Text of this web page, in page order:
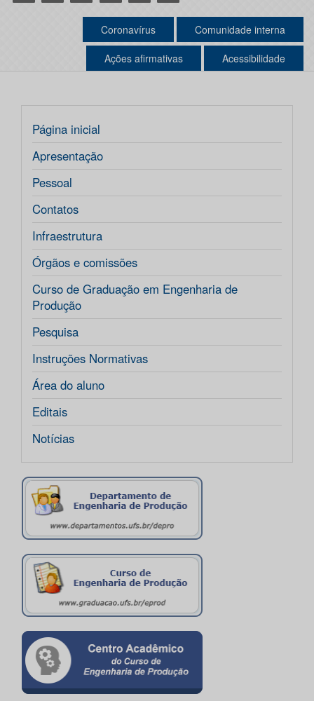
Coronavírus Comunidade interna
Ações afirmativas Acessibilidade
Página inicial
Apresentação
Pessoal
Contatos
Infraestrutura
Órgãos e comissões
Curso de Graduação em Engenharia de
Produção
Pesquisa
Instruções Normativas
Área do aluno
Editais
Notícias